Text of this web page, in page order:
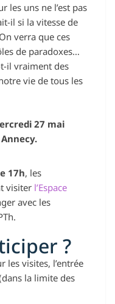
les uns ne l’est pas
il si la vitesse de
verra que ces
de paradoxes…
il vraiment des
vie de tous les
27 mai
17h, les
visiter l’Espace
avec les
?
les visites, l’entrée
la limite des